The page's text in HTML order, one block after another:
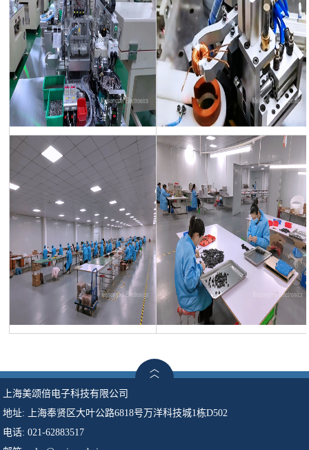
上海美颂倍电子科技有限公司
地址:
上海奉贤区大叶公路6818号万洋科技城1栋D502
电话: 021-62883517